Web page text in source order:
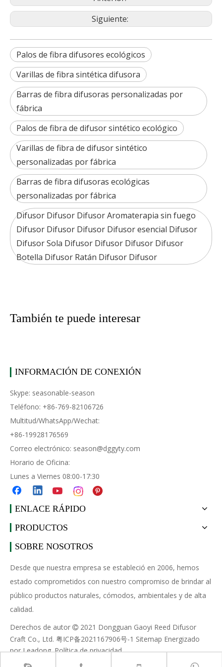
Siguiente:
Palos de fibra difusores ecológicos
Varillas de fibra sintética difusora
Barras de fibra difusoras personalizadas por
fábrica
Palos de fibra de difusor sintético ecológico
Varillas de fibra de difusor sintético
personalizadas por fábrica
Barras de fibra difusoras ecológicas
personalizadas por fábrica
Difusor Difusor Difusor Aromaterapia sin fuego
Difusor Difusor Difusor Difusor esencial Difusor
Difusor Sola Difusor Difusor Difusor Difusor
Botella Difusor Ratán Difusor Difusor
También te puede interesar
INFORMACIÓN DE CONEXIÓN
Skype: seasonable-season
Teléfono: +86-769-82106726
Multitud/WhatsApp/Wechat:
+86-19928176569
Correo electrónico: season@dggyty.com
Horario de Oficina:
Lunes a Viernes 08:00-17:30
ENLACE RÁPIDO
PRODUCTOS
SOBRE NOSOTROS
Desde que nuestra empresa se estableció en 2006, hemos
estado comprometidos con nuestro compromiso de brindar al
público productos naturales, cómodos, ambientales y de alta
calidad.
Derechos de autor  2021 Dongguan Gaoyi Reed Difusor
Craft Co., Ltd. 粤ICP备2021167906号-1 Sitemap Energizado
porLeadong.Política de privacidad